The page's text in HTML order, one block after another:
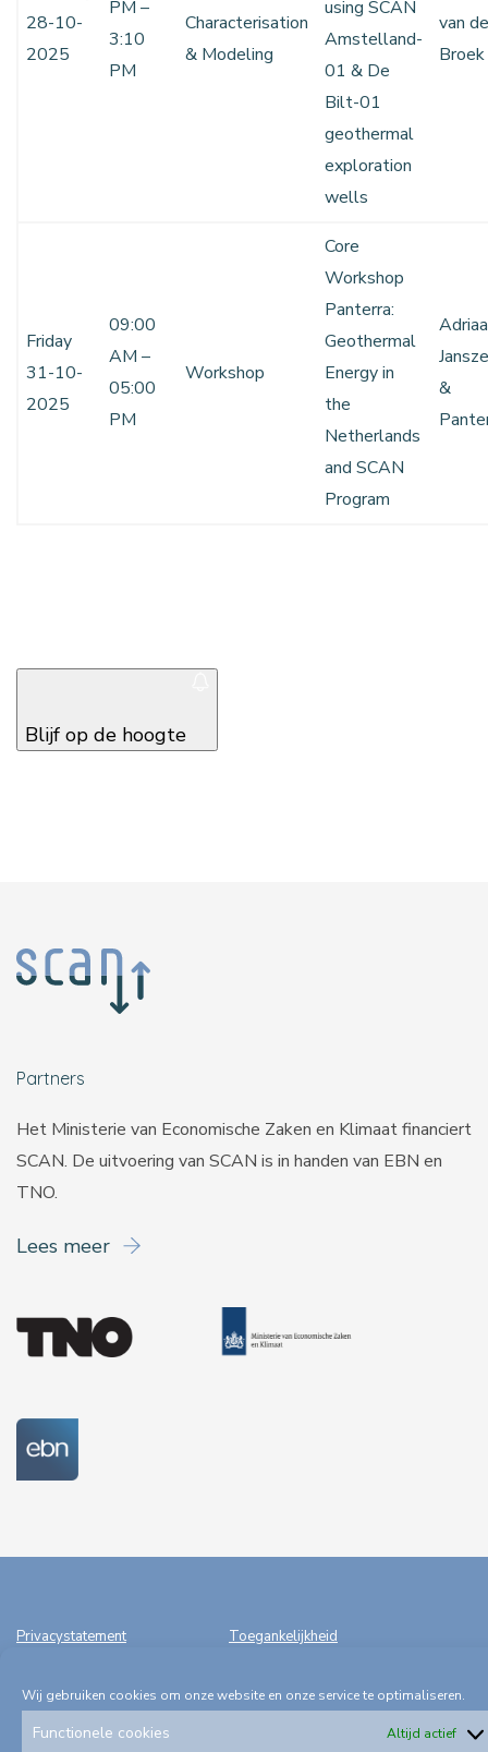
Wij gebruiken cookies om onze website en onze service te optimaliseren.
Functionele cookies Altijd actief
28-10-
2025
PM –
3:10
PM
Characterisation
& Modeling
using SCAN
Amstelland-
01 & De
Bilt-01
geothermal
exploration
wells
van
Broek
Friday
31-10-
2025
09:00
AM –
05:00
PM
Workshop
Core
Workshop
Panterra:
Geothermal
Energy in
the
Netherlands
and SCAN
Program
&
Blijf op de hoogte
Partners
Het Ministerie van Economische Zaken en Klimaat financiert
SCAN. De uitvoering van SCAN is in handen van EBN en
TNO.
Lees meer
Privacystatement Toegankelijkheid
Klachtenformulieren Schadeformulieren